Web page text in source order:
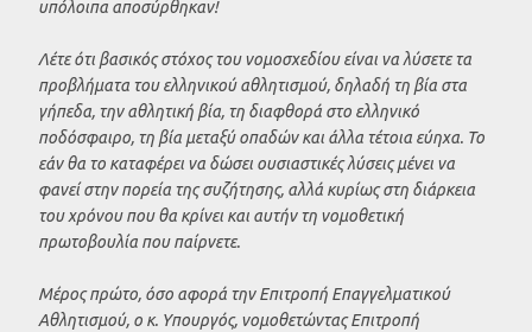
υπόλοιπα αποσύρθηκαν!
Λέτε ότι βασικός στόχος του νομοσχεδίου είναι να λύσετε τα
προβλήματα του ελληνικού αθλητισμού, δηλαδή τη βία στα
γήπεδα, την αθλητική βία, τη διαφθορά στο ελληνικό
ποδόσφαιρο, τη βία μεταξύ οπαδών και άλλα τέτοια εύηχα. Το
εάν θα το καταφέρει να δώσει ουσιαστικές λύσεις μένει να
φανεί στην πορεία της συζήτησης, αλλά κυρίως στη διάρκεια
του χρόνου που θα κρίνει και αυτήν τη νομοθετική
πρωτοβουλία που παίρνετε.
Μέρος πρώτο, όσο αφορά την Επιτροπή Επαγγελματικού
Αθλητισμού, ο κ. Υπουργός, νομοθετώντας Επιτροπή